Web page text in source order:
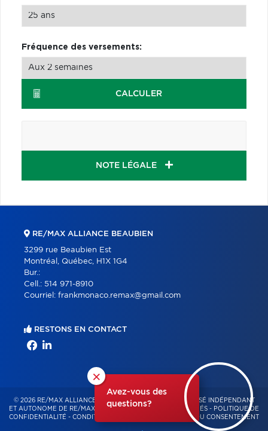
Fréquence des versements:
CALCULER
NOTE LÉGALE
×
Avez-vous des
questions?
RE/MAX ALLIANCE BEAUBIEN
3299 rue Beaubien Est
Montréal, Québec, H1X 1G4
Bur.:
Cell.: 514 971-8910
Courriel: frankmonaco.remax@gmail.com
RESTONS EN CONTACT
© 2026 RE/MAX ALLIANCE & PRO-COMMERCIAL – FRANCHISÉ INDÉPENDANT
ET AUTONOME DE RE/MAX QUÉBEC – TOUS DROITS RÉSERVÉS - POLITIQUE DE
CONFIDENTIALITÉ - CONDITIONS D'UTILISATION GESTION DU CONSENTEMENT